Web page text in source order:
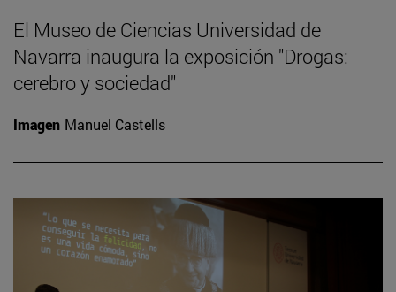
El Museo de Ciencias Universidad de
Navarra inaugura la exposición "Drogas:
cerebro y sociedad"
Imagen Manuel Castells